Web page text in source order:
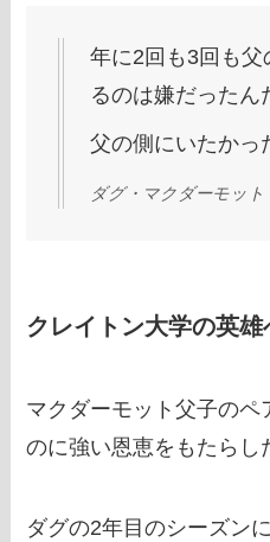
年に2回も3回も
るのは嫌だったん
父の側にいたかっ
ダグ・マクダーモット
クレイトン大学の英雄
マクダーモット父子のペ
のに強い恩恵をもたらし
ダグの2年目のシーズン